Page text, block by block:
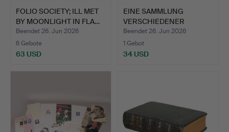
FOLIO SOCIETY; ILL MET
BY MOONLIGHT IN FLA…
Beendet 26. Jun 2026
6 Gebote
63 USD
EINE SAMMLUNG
VERSCHIEDENER
BÜCHER DES 19.…
Beendet 26. Jun 2026
1 Gebot
34 USD